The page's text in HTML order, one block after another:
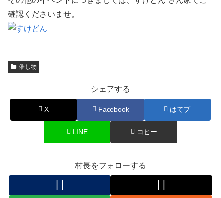
確認くださいませ。
催し物
シェアする
X Facebook はてブ
LINE コピー
村長をフォローする